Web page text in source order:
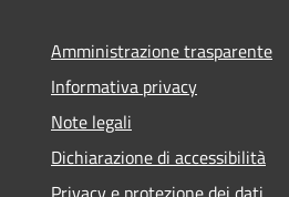
Amministrazione trasparente
Informativa privacy
Note legali
Dichiarazione di accessibilità